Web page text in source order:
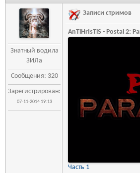
Знатный водила
ЗИЛа
Сообщения: 320
Зарегистрирован:
07-11-2014 19:13
Записи стримов
AnTiHrIsTiS - Postal 2:
Часть 1